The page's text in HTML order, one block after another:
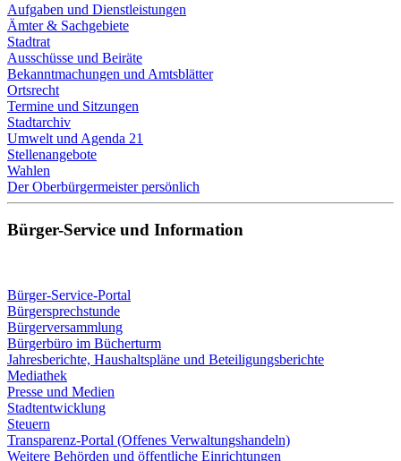
Aufgaben und Dienstleistungen
Ämter & Sachgebiete
Stadtrat
Ausschüsse und Beiräte
Bekanntmachungen und Amtsblätter
Ortsrecht
Termine und Sitzungen
Stadtarchiv
Umwelt und Agenda 21
Stellenangebote
Wahlen
Der Oberbürgermeister persönlich
Bürger-Service und Information
Bürger-Service-Portal
Bürgersprechstunde
Bürgerversammlung
Bürgerbüro im Bücherturm
Jahresberichte, Haushaltspläne und Beteiligungsberichte
Mediathek
Presse und Medien
Stadtentwicklung
Steuern
Transparenz-Portal (Offenes Verwaltungshandeln)
Weitere Behörden und öffentliche Einrichtungen